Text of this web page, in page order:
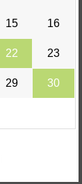
15 16
22 23
29 30